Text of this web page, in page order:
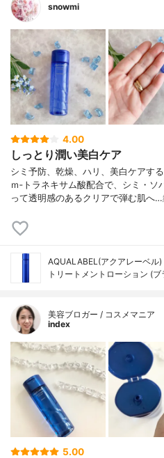
snowmi
4.00
しっとり潤い美白ケア
シミ予防、乾燥、ハリ、美白ケアす
ｍ‐トラネキサム酸配合で、シミ・
って透明感のあるクリアで弾む肌へ…
AQUALABEL(アクアレーベル)
トリートメントローション (
美容ブロガー / コスメマニア
index
5.00